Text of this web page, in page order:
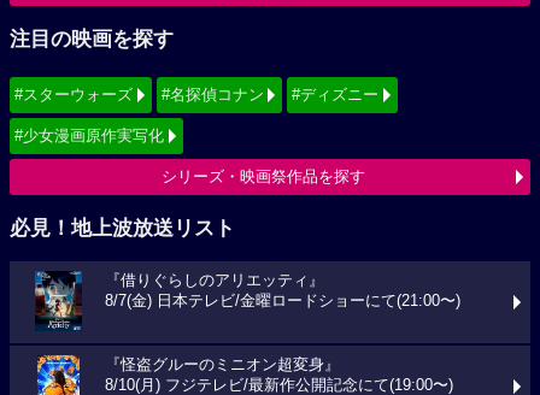
注目の映画を探す
#スターウォーズ #名探偵コナン #ディズニー
#少女漫画原作実写化
シリーズ・映画祭作品を探す
必見！地上波放送リスト
『借りぐらしのアリエッティ』
8/7(金) 日本テレビ/金曜ロードショーにて(21:00〜)
『怪盗グルーのミニオン超変身』
8/10(月) フジテレビ/最新作公開記念にて(19:00〜)